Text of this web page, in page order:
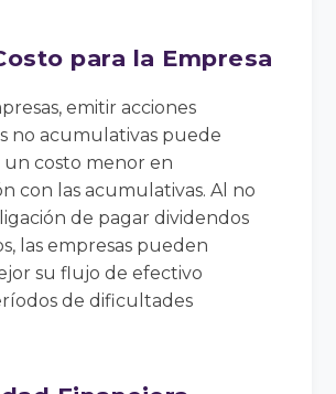
para la Empresa
emitir acciones
no acumulativas puede
costo menor en
con las acumulativas. Al no
de pagar dividendos
las empresas pueden
su flujo de efectivo
de dificultades